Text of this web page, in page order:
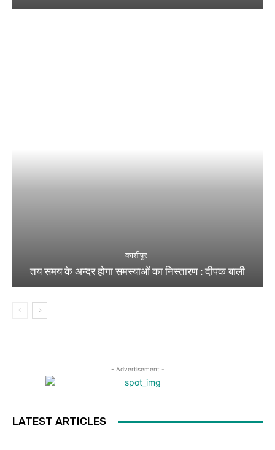
काशीपुर
तय समय के अन्दर होगा समस्याओं का निस्तारण : दीपक बाली
- Advertisement -
LATEST ARTICLES